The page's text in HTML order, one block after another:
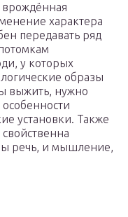
врождённая
характера
передавать ряд
у которых
образы
выжить, нужно
установки. Также
речь, и мышление,